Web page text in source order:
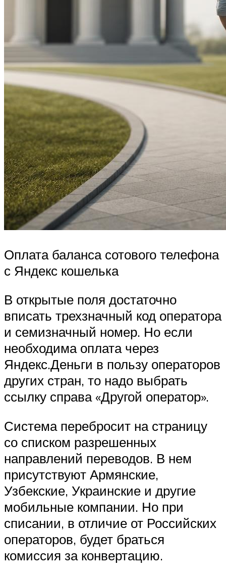
Оплата баланса сотового телефона
с Яндекс кошелька
В открытые поля достаточно
вписать трехзначный код оператора
и семизначный номер. Но если
необходима оплата через
Яндекс.Деньги в пользу операторов
других стран, то надо выбрать
ссылку справа «Другой оператор».
Система перебросит на страницу
со списком разрешенных
направлений переводов. В нем
присутствуют Армянские,
Узбекские, Украинские и другие
мобильные компании. Но при
списании, в отличие от Российских
операторов, будет браться
комиссия за конвертацию.